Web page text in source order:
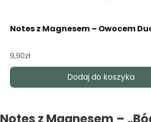
Notes z Magnesem – Owocem
9,90zł
Dodaj do koszyka